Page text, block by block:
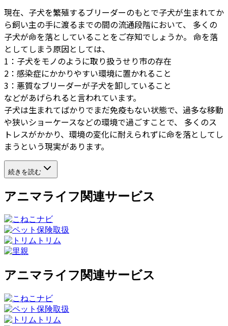
現在、子犬を繁殖するブリーダーのもとで子犬が生まれてか
ら飼い主の手に渡るまでの間の流通段階において、 多くの
子犬が命を落としていることをご存知でしょうか。 命を落
としてしまう原因としては、
1：子犬をモノのように取り扱うせり市の存在
2：感染症にかかりやすい環境に置かれること
3：悪質なブリーダーが子犬を卸していること
などがあげられると言われています。
子犬は生まれてばかりでまだ免疫もない状態で、過多な移動
や狭いショーケースなどの環境で過ごすことで、 多くのス
トレスがかかり、環境の変化に耐えられずに命を落としてし
まうという現実があります。
続きを読む
アニマライフ関連サービス
アニマライフ関連サービス